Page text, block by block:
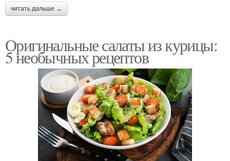
читать дальше →
Оригинальные салаты из курицы:
5 необычных рецептов